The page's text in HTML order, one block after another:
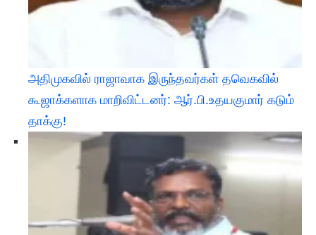
அதிமுகவில் ராஜாவாக இருந்தவர்கள் தவெகவில்
கூஜாக்களாக மாறிவிட்டனர்: ஆர்.பி.உதயகுமார் கடும்
தாக்கு!